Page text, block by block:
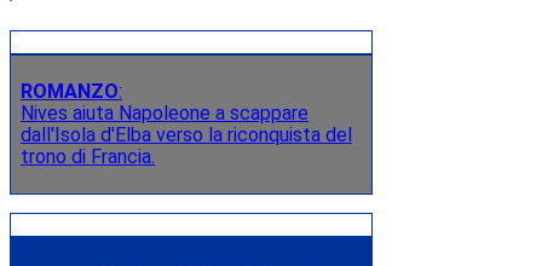
ROMANZO:
Nives aiuta Napoleone a scappare
dall'Isola d'Elba verso la riconquista del
trono di Francia.